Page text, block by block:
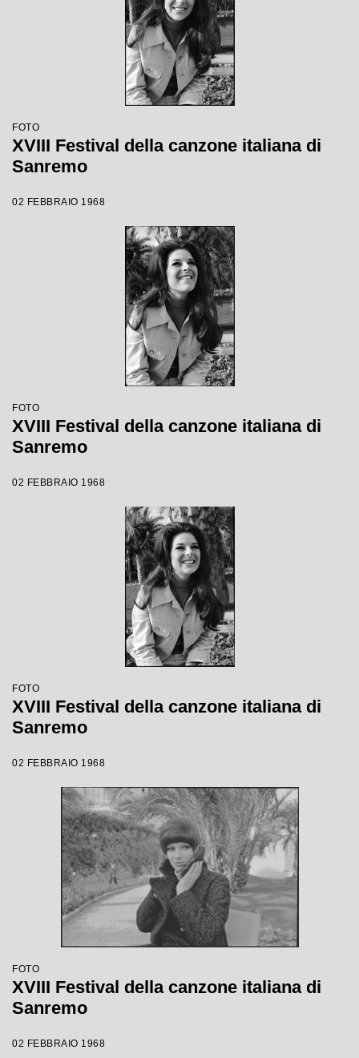
FOTO
XVIII Festival della canzone italiana di
Sanremo
02 FEBBRAIO 1968
FOTO
XVIII Festival della canzone italiana di
Sanremo
02 FEBBRAIO 1968
FOTO
XVIII Festival della canzone italiana di
Sanremo
02 FEBBRAIO 1968
FOTO
XVIII Festival della canzone italiana di
Sanremo
02 FEBBRAIO 1968